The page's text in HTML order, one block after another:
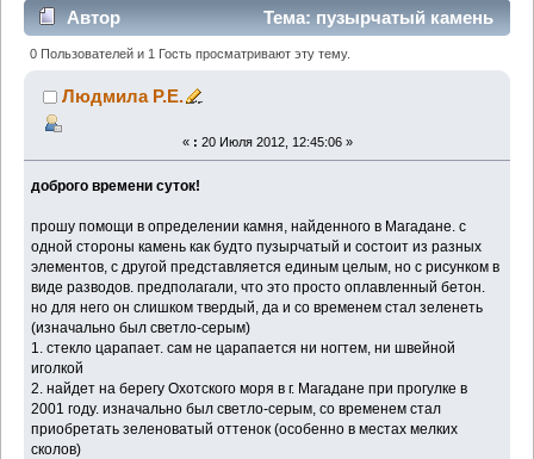
Автор
Тема: пузырчатый камень
из Магадана (Прочитано 2268 раз)
0 Пользователей и 1 Гость просматривают эту тему.
Людмила Р.Е.
« : 20 Июля 2012, 12:45:06 »
доброго времени суток!
прошу помощи в определении камня, найденного в Магадане. с
одной стороны камень как будто пузырчатый и состоит из разных
элементов, с другой представляется единым целым, но с рисунком в
виде разводов. предполагали, что это просто оплавленный бетон.
но для него он слишком твердый, да и со временем стал зеленеть
(изначально был светло-серым)
1. стекло царапает. сам не царапается ни ногтем, ни швейной
иголкой
2. найдет на берегу Охотского моря в г. Магадане при прогулке в
2001 году. изначально был светло-серым, со временем стал
приобретать зеленоватый оттенок (особенно в местах мелких
сколов)